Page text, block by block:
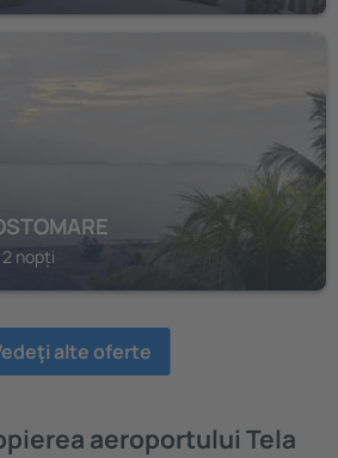
nopți
alte oferte
aeroportului Tela